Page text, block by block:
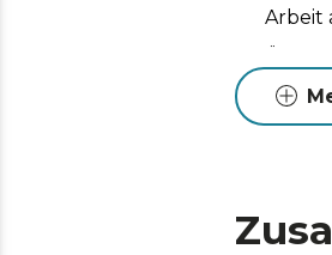
Arbeit